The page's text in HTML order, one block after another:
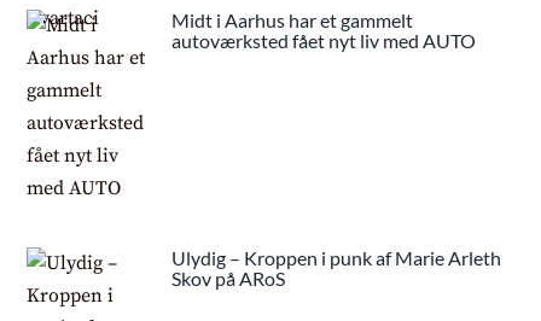
Midt i Aarhus har et gammelt
autoværksted fået nyt liv med AUTO
Ulydig – Kroppen i punk af Marie Arleth
Skov på ARoS